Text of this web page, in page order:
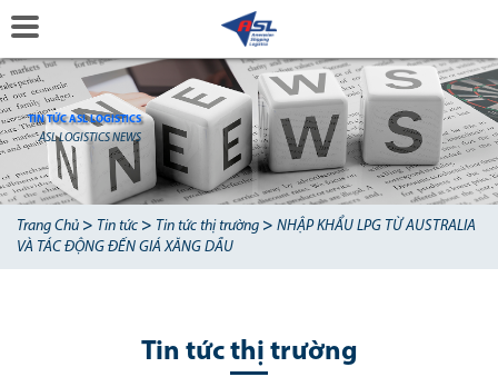
TIN TỨC ASL LOGISTICS
ASL LOGISTICS NEWS
Trang Chủ > Tin tức > Tin tức thị trường > NHẬP KHẨU LPG TỪ AUSTRALIA
VÀ TÁC ĐỘNG ĐẾN GIÁ XĂNG DẦU
Tin tức thị trường